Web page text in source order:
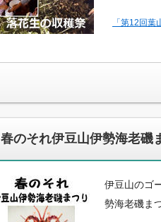
「第12回
春のそれ伊豆山伊勢海老磯
伊豆山のゴ
勢海老磯ま